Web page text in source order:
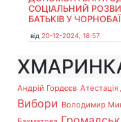
СОЦІАЛЬНИЙ
БАТЬКІВ У
від 20-12-2024, 18:57
Андрій Гордєєв Атестація
Вибори Володимир